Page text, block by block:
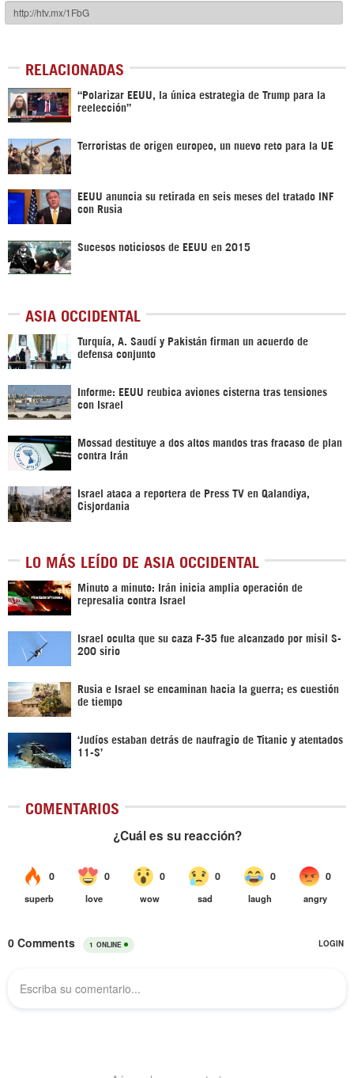
RELACIONADAS
“Polarizar EEUU, la única estrategia de Trump para la
reelección”
Terroristas de origen europeo, un nuevo reto para la UE
EEUU anuncia su retirada en seis meses del tratado INF
con Rusia
Sucesos noticiosos de EEUU en 2015
ASIA OCCIDENTAL
Turquía, A. Saudí y Pakistán firman un acuerdo de
defensa conjunto
Informe: EEUU reubica aviones cisterna tras tensiones
con Israel
Mossad destituye a dos altos mandos tras fracaso de plan
contra Irán
Israel ataca a reportera de Press TV en Qalandiya,
Cisjordania
LO MÁS LEÍDO DE ASIA OCCIDENTAL
Minuto a minuto: Irán inicia amplia operación de
represalia contra Israel
Israel oculta que su caza F-35 fue alcanzado por misil S-
200 sirio
Rusia e Israel se encaminan hacia la guerra; es cuestión
de tiempo
‘Judíos estaban detrás de naufragio de Titanic y atentados
11-S’
COMENTARIOS